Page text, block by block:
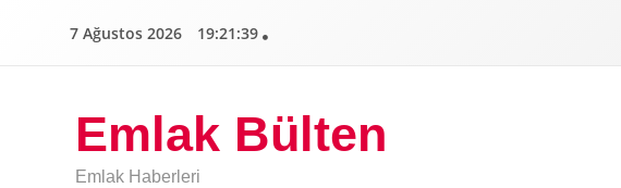
7 Ağustos 2026 19:21:40
Emlak Bülten
Emlak Haberleri